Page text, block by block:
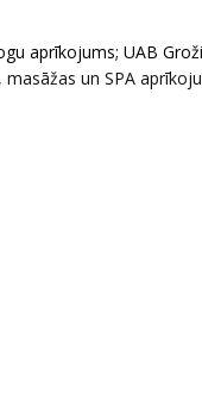
aprīkojums; UAB
un SPA